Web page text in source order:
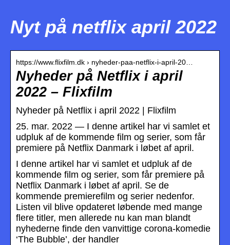
Nyt på netflix april 2022
https://www.flixfilm.dk › nyheder-paa-netflix-i-april-20…
Nyheder på Netflix i april
2022 – Flixfilm
Nyheder på Netflix i april 2022 | Flixfilm
25. mar. 2022 — I denne artikel har vi samlet et
udpluk af de kommende film og serier, som får
premiere på Netflix Danmark i løbet af april.
I denne artikel har vi samlet et udpluk af de
kommende film og serier, som får premiere på
Netflix Danmark i løbet af april. Se de
kommende premierefilm og serier nedenfor.
Listen vil blive opdateret løbende med mange
flere titler, men allerede nu kan man blandt
nyhederne finde den vanvittige corona-komedie
‘The Bubble’, der handler